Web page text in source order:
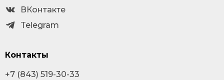
ВКонтакте
Telegram
Контакты
+7 (843) 519-30-33